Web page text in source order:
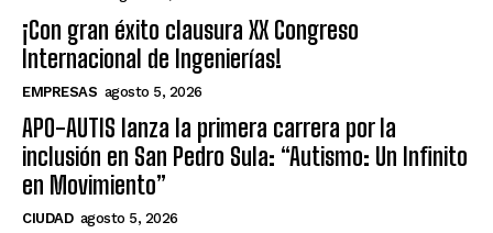
¡Con gran éxito clausura XX Congreso
Internacional de Ingenierías!
EMPRESAS agosto 5, 2026
APO-AUTIS lanza la primera carrera por la
inclusión en San Pedro Sula: “Autismo: Un Infinito
en Movimiento”
CIUDAD agosto 5, 2026